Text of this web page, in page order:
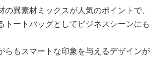
の異素材ミックスが人気のポイントで、
トートバッグとしてビジネスシーンにも
らもスマートな印象を与えるデザインが